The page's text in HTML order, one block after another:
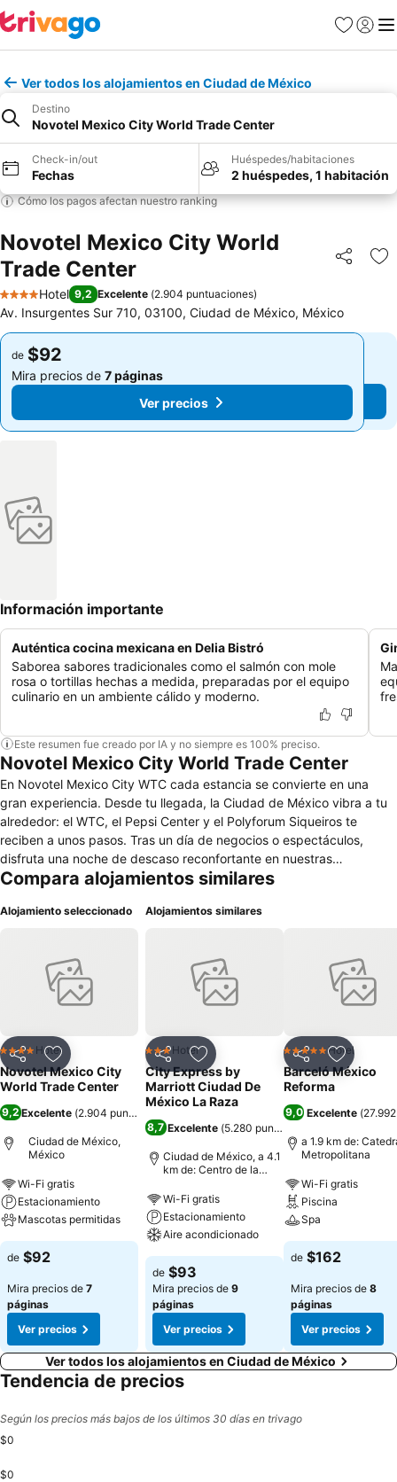
Favoritos
Iniciar
Ver todos los alojamientos en Ciudad de México
Destino
Novotel Mexico City World Trade Center
Check-in/out
Fechas
Huéspedes/habitaciones
2 huéspedes, 1 habitación
Cómo los pagos afectan nuestro ranking
Novotel Mexico City World
Trade Center
Compartir
4 Estrellas
Hotel 9,2 Excelente (2.904 puntuaciones)
Av. Insurgentes Sur 710, 03100, Ciudad de México, México
de $92
Mira precios de 7 páginas
Ver precios
de $92
Mira precios de 7 páginas
Ver precios
Información importante
Auténtica cocina mexicana en Delia Bistró
Saborea sabores tradicionales como el salmón con mole
rosa o tortillas hechas a medida, preparadas por el equipo
culinario en un ambiente cálido y moderno.
Este resumen fue creado por IA y no siempre es 100% preciso.
Novotel Mexico City World Trade Center
En Novotel Mexico City WTC cada estancia se convierte en una
gran experiencia. Desde tu llegada, la Ciudad de México vibra a tu
alrededor: el WTC, el Pepsi Center y el Polyforum Siqueiros te
reciben a unos pasos. Tras un día de negocios o espectáculos,
disfruta una noche de descaso reconfortante en nuestras
habitaciones, consiente a tu paladar con la comida deliciosa de la
Aquí, la hospitalidad y el estilo mexicano se viven en cada detalle.
Compara alojamientos similares
Alojamiento seleccionado
CompartirAgregar a favoritos
4 EstrellasHotel
Novotel Mexico City
World Trade Center
9,2 Excelente (2.904 puntuaciones
Ciudad de México,
México
Wi-Fi gratis
Estacionamiento
Mascotas permitidas
de $92
Mira precios de 7
páginas
Ver precios
Alojamientos similares
CompartirAgregar a favoritos
3 Estrellas
Hotel
City Express by
Marriott Ciudad De
México La Raza
8,7 Excelente (5.280 puntuaciones
Ciudad de México, a 4.1
km de: Centro de la
Wi-Fi gratis
Estacionamiento
Aire acondicionado
de $93
Mira precios de 9
páginas
Ver precios
CompartirAgregar
5 EstrellasHotel
Barceló México
Reforma
9,0 Excelente (
a 1.9 km de:
Metropolitana
Wi-Fi gratis
Piscina
Spa
de $162
Mira precios de 8
páginas
Ver precios
Ver todos los alojamientos en Ciudad de México
Tendencia de precios
Según los precios más bajos de los últimos 30 días en trivago
$0
$0